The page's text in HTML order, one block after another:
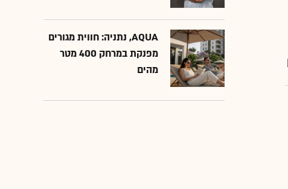
AQUA, נתניה: חווית מגורים
מפנקת במרחק 400 מטר
מהים